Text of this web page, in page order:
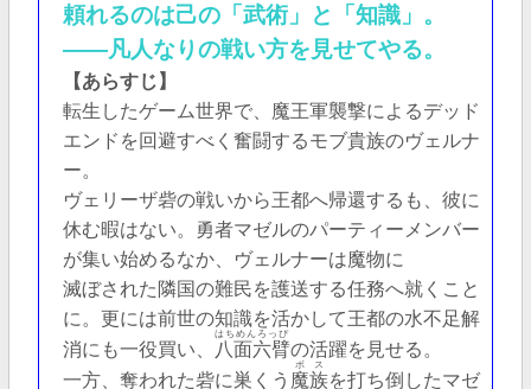
頼れるのは己の「武術」と「知識」。
――凡人なりの戦い方を見せてやる。
【あらすじ】
転生したゲーム世界で、魔王軍襲撃によるデッド
エンドを回避すべく奮闘するモブ貴族のヴェルナ
ー。
ヴェリーザ砦の戦いから王都へ帰還するも、彼に
休む暇はない。勇者マゼルのパーティーメンバー
が集い始めるなか、ヴェルナーは魔物に
滅ぼされた隣国の難民を護送する任務へ就くこと
に。更には前世の知識を活かして王都の水不足解
消にも一役買い、
八面六臂
はちめんろっぴ
の活躍を見せる。
一方、奪われた砦に巣くう 魔族
ボス
を打ち倒したマゼ